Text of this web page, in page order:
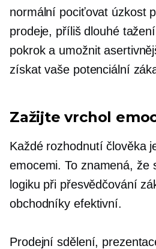
normální pociťovat úzkost
prodeje, příliš dlouhé
pokrok a umožnit
získat vaše potenciální
Zažijte vrchol
Každé rozhodnutí člověka
emocemi. To znamená, že
logiku při přesvědčování
obchodníky efektivní.
Prodejní sdělení,